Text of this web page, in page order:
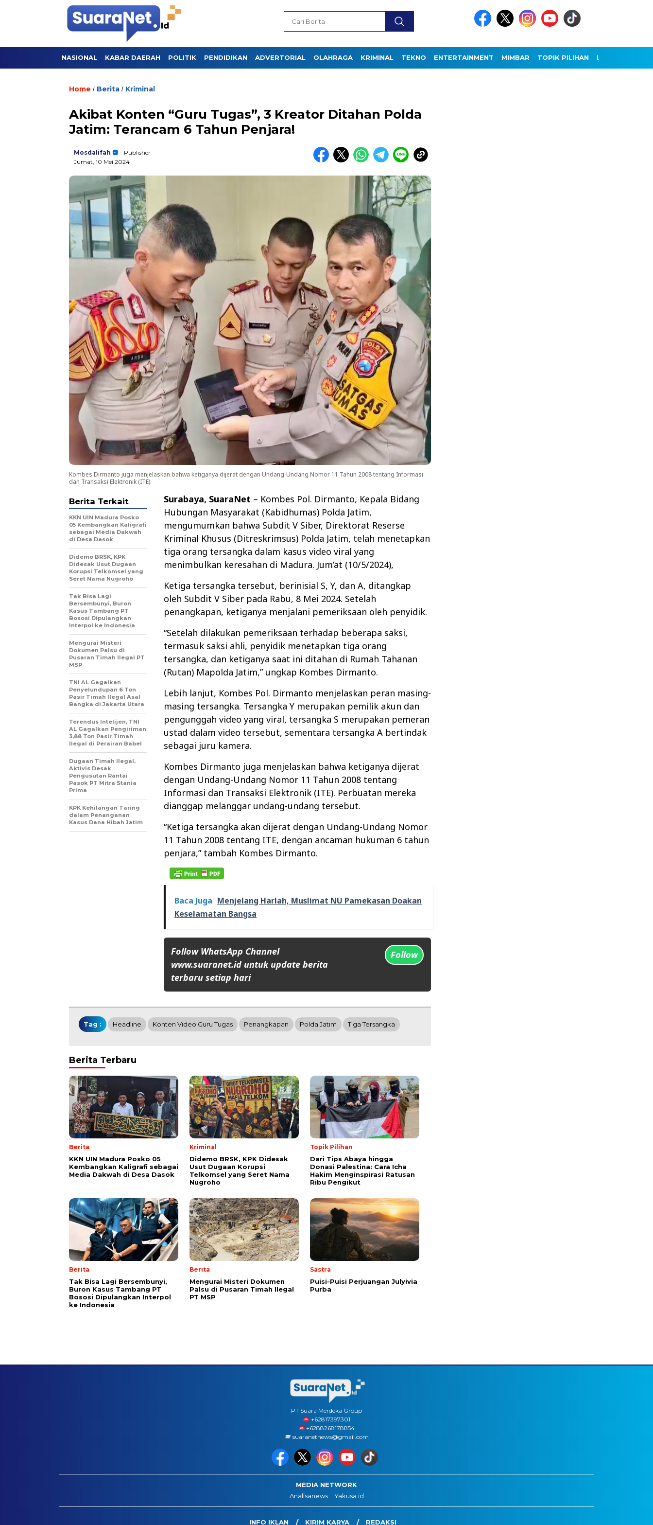
NASIONAL KABAR DAERAH POLITIK PENDIDIKAN ADVERTORIAL OLAHRAGA KRIMINAL TEKNO ENTERTAINMENT MIMBAR TOPIK PILIHAN LAINNYA
Home / Berita / Kriminal
Akibat Konten “Guru Tugas”, 3 Kreator Ditahan Polda
Jatim: Terancam 6 Tahun Penjara!
Mosdalifah
- Publisher
Jumat, 10 Mei 2024
Kombes Dirmanto juga menjelaskan bahwa ketiganya dijerat dengan Undang-Undang Nomor 11 Tahun 2008 tentang Informasi
dan Transaksi Elektronik (ITE).
Surabaya, SuaraNet – Kombes Pol. Dirmanto, Kepala Bidang
Hubungan Masyarakat (Kabidhumas) Polda Jatim,
mengumumkan bahwa Subdit V Siber, Direktorat Reserse
Kriminal Khusus (Ditreskrimsus) Polda Jatim, telah menetapkan
tiga orang tersangka dalam kasus video viral yang
menimbulkan keresahan di Madura. Jum’at (10/5/2024),
Ketiga tersangka tersebut, berinisial S, Y, dan A, ditangkap
oleh Subdit V Siber pada Rabu, 8 Mei 2024. Setelah
penangkapan, ketiganya menjalani pemeriksaan oleh penyidik.
“Setelah dilakukan pemeriksaan terhadap beberapa saksi,
termasuk saksi ahli, penyidik menetapkan tiga orang
tersangka, dan ketiganya saat ini ditahan di Rumah Tahanan
(Rutan) Mapolda Jatim,” ungkap Kombes Dirmanto.
Lebih lanjut, Kombes Pol. Dirmanto menjelaskan peran masing-
masing tersangka. Tersangka Y merupakan pemilik akun dan
pengunggah video yang viral, tersangka S merupakan pemeran
ustad dalam video tersebut, sementara tersangka A bertindak
sebagai juru kamera.
Kombes Dirmanto juga menjelaskan bahwa ketiganya dijerat
dengan Undang-Undang Nomor 11 Tahun 2008 tentang
Informasi dan Transaksi Elektronik (ITE). Perbuatan mereka
dianggap melanggar undang-undang tersebut.
“Ketiga tersangka akan dijerat dengan Undang-Undang Nomor
11 Tahun 2008 tentang ITE, dengan ancaman hukuman 6 tahun
penjara,” tambah Kombes Dirmanto.
Baca Juga Menjelang Harlah, Muslimat NU Pamekasan Doakan
Keselamatan Bangsa
Follow WhatsApp Channel
www.suaranet.id untuk update berita
terbaru setiap hari
Follow
Berita Terkait
KKN UIN Madura Posko
05 Kembangkan Kaligrafi
sebagai Media Dakwah
di Desa Dasok
Didemo BRSK, KPK
Didesak Usut Dugaan
Korupsi Telkomsel yang
Seret Nama Nugroho
Tak Bisa Lagi
Bersembunyi, Buron
Kasus Tambang PT
Bososi Dipulangkan
Interpol ke Indonesia
Mengurai Misteri
Dokumen Palsu di
Pusaran Timah Ilegal PT
MSP
TNI AL Gagalkan
Penyelundupan 6 Ton
Pasir Timah Ilegal Asal
Bangka di Jakarta Utara
Terendus Intelijen, TNI
AL Gagalkan Pengiriman
3,88 Ton Pasir Timah
Ilegal di Perairan Babel
Dugaan Timah Ilegal,
Aktivis Desak
Pengusutan Rantai
Pasok PT Mitra Stania
Prima
KPK Kehilangan Taring
dalam Penanganan
Kasus Dana Hibah Jatim
Tag : Headline Konten Video Guru Tugas Penangkapan Polda Jatim Tiga Tersangka
Berita Terbaru
Berita
KKN UIN Madura Posko 05
Kembangkan Kaligrafi sebagai
Media Dakwah di Desa Dasok
Kriminal
Didemo BRSK, KPK Didesak
Usut Dugaan Korupsi
Telkomsel yang Seret Nama
Nugroho
Topik Pilihan
Dari Tips Abaya hingga
Donasi Palestina: Cara Icha
Hakim Menginspirasi Ratusan
Ribu Pengikut
Berita
Tak Bisa Lagi Bersembunyi,
Buron Kasus Tambang PT
Bososi Dipulangkan Interpol
ke Indonesia
Berita
Mengurai Misteri Dokumen
Palsu di Pusaran Timah Ilegal
PT MSP
Sastra
Puisi-Puisi Perjuangan Julyivia
Purba
PT Suara Merdeka Group
‪+62817397301
+6288268178854
suaranetnews@gmail.com
MEDIA NETWORK
Analisanews
Yakusa.id
INFO IKLAN KIRIM KARYA REDAKSI